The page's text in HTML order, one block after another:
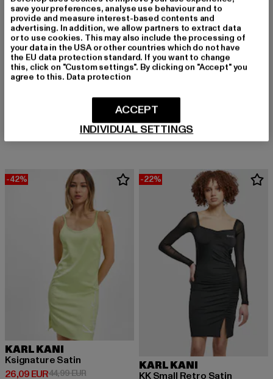
Derzeitiger Preis: 47,69 EUR
89,99 EURAktionspreis: 89,99 EUR
KARL KANI
26,94 EUR
Derzeitiger Preis: 26,94 EUR
34,99 EUR
-42%
KARL KANI
Ksignature Satin
26,09 EUR
Derzeitiger Preis: 26,09 EUR
44,99 EURAktionspreis: 44,99 EUR
-22%
KARL KANI
KK Small Retro Satin
save your preferences, analyse use behaviour and to
provide and measure interest-based contents and
advertising. In addition, we allow partners to extract data
or to use cookies. This may also include the processing of
your data in the USA or other countries which do not have
the EU data protection standard. If you want to change
this, click on "Custom settings". By clicking on "Accept" you
agree to this. Data protection
INDIVIDUAL SETTINGS
ACCEPT